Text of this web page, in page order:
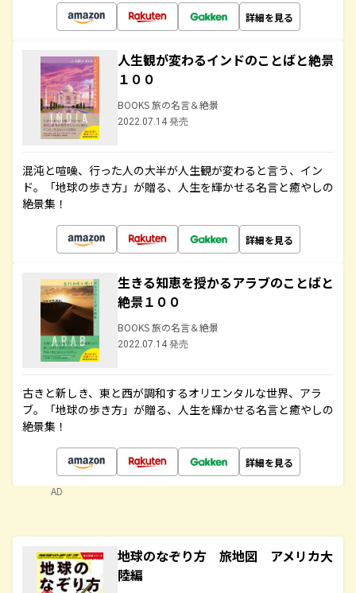
詳細を見る
人生観が変わるインドのことばと絶景
１００
BOOKS 旅の名言＆絶景
2022.07.14 発売
混沌と喧噪、行った人の大半が人生観が変わると言う、イン
ド。「地球の歩き方」が贈る、人生を輝かせる名言と癒やしの
絶景集！
詳細を見る
生きる知恵を授かるアラブのことばと
絶景１００
BOOKS 旅の名言＆絶景
2022.07.14 発売
古きと新しき、東と西が調和するオリエンタルな世界、アラ
ブ。「地球の歩き方」が贈る、人生を輝かせる名言と癒やしの
絶景集！
詳細を見る
AD
地球のなぞり方 旅地図 アメリカ大
陸編